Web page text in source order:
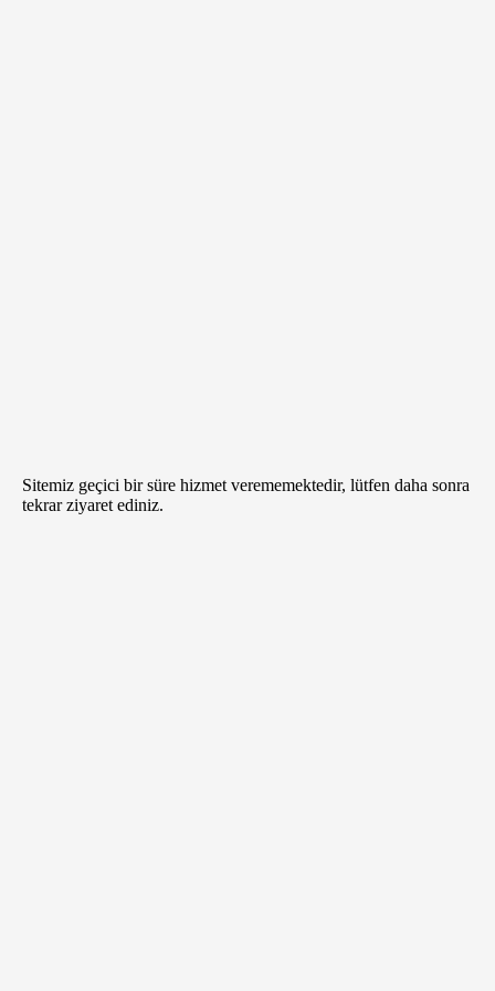
Sitemiz geçici bir süre hizmet verememektedir, lütfen daha sonra
tekrar ziyaret ediniz.